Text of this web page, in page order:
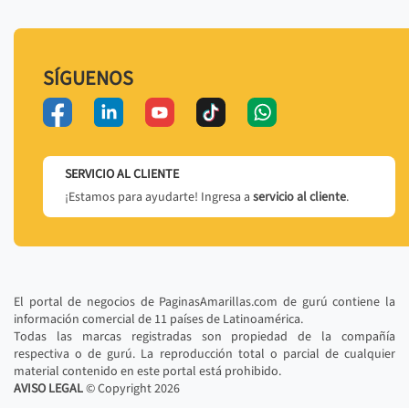
SÍGUENOS
SERVICIO AL CLIENTE
¡Estamos para ayudarte! Ingresa a servicio al cliente.
El portal de negocios de PaginasAmarillas.com de gurú contiene la
información comercial de 11 países de Latinoamérica.
Todas las marcas registradas son propiedad de la compañía
respectiva o de gurú. La reproducción total o parcial de cualquier
material contenido en este portal está prohibido.
AVISO LEGAL© Copyright2026